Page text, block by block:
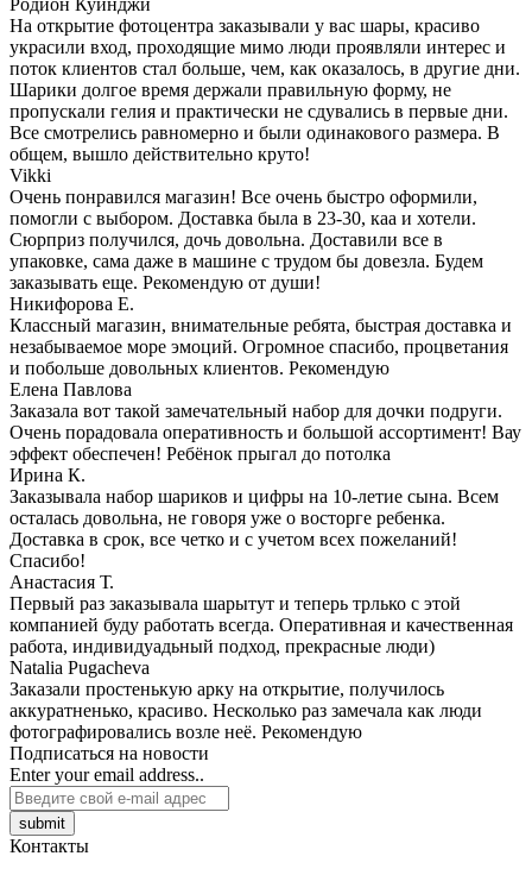
Родион Куинджи
На открытие фотоцентра заказывали у вас шары, красиво
украсили вход, проходящие мимо люди проявляли интерес и
поток клиентов стал больше, чем, как оказалось, в другие дни.
Шарики долгое время держали правильную форму, не
пропускали гелия и практически не сдувались в первые дни.
Все смотрелись равномерно и были одинакового размера. В
общем, вышло действительно круто!
Vikki
Очень понравился магазин! Все очень быстро оформили,
помогли с выбором. Доставка была в 23-30, каа и хотели.
Сюрприз получился, дочь довольна. Доставили все в
упаковке, сама даже в машине с трудом бы довезла. Будем
заказывать еще. Рекомендую от души!
Никифорова Е.
Классный магазин, внимательные ребята, быстрая доставка и
незабываемое море эмоций. Огромное спасибо, процветания
и побольше довольных клиентов. Рекомендую
Елена Павлова
Заказала вот такой замечательный набор для дочки подруги.
Очень порадовала оперативность и большой ассортимент! Вау
эффект обеспечен! Ребёнок прыгал до потолка
Ирина К.
Заказывала набор шариков и цифры на 10-летие сына. Всем
осталась довольна, не говоря уже о восторге ребенка.
Доставка в срок, все четко и с учетом всех пожеланий!
Спасибо!
Анастасия Т.
Первый раз заказывала шарытут и теперь трлько с этой
компанией буду работать всегда. Оперативная и качественная
работа, индивидуадьный подход, прекрасные люди)
Natalia Pugacheva
Заказали простенькую арку на открытие, получилось
аккуратненько, красиво. Несколько раз замечала как люди
фотографировались возле неё. Рекомендую
Подписаться на новости
Enter your email address..
submit
Контакты